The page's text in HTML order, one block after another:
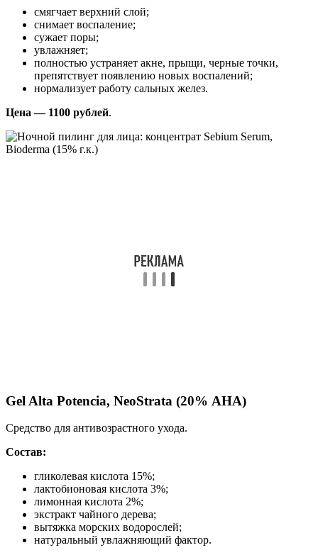
смягчает верхний слой;
снимает воспаление;
сужает поры;
увлажняет;
полностью устраняет акне, прыщи, черные точки,
препятствует появлению новых воспалений;
нормализует работу сальных желез.
Цена — 1100 рублей.
Gel Alta Potencia, NeoStrata (20% АНА)
Средство для антивозрастного ухода.
Состав:
гликолевая кислота 15%;
лактобионовая кислота 3%;
лимонная кислота 2%;
экстракт чайного дерева;
вытяжка морских водорослей;
натуральный увлажняющий фактор.